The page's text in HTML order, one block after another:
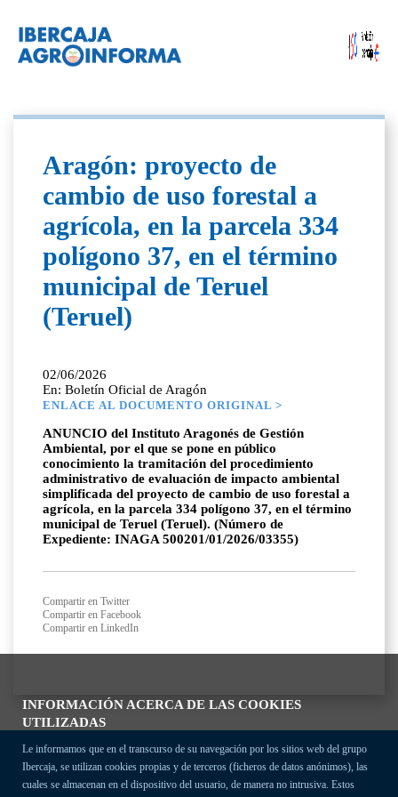
INFORMACIÓN ACERCA DE LAS COOKIES
UTILIZADAS
Le informamos que en el transcurso de su navegación por los sitios web del grupo
Ibercaja, se utilizan cookies propias y de terceros (ficheros de datos anónimos), las
cuales se almacenan en el dispositivo del usuario, de manera no intrusiva. Estos
Aragón: proyecto de
cambio de uso forestal a
agrícola, en la parcela 334
polígono 37, en el término
municipal de Teruel
(Teruel)
02/06/2026
En: Boletín Oficial de Aragón
ENLACE AL DOCUMENTO ORIGINAL >
ANUNCIO del Instituto Aragonés de Gestión
Ambiental, por el que se pone en público
conocimiento la tramitación del procedimiento
administrativo de evaluación de impacto ambiental
simplificada del proyecto de cambio de uso forestal a
agrícola, en la parcela 334 polígono 37, en el término
municipal de Teruel (Teruel). (Número de
Expediente: INAGA 500201/01/2026/03355)
Compartir en Twitter
Compartir en Facebook
Compartir en LinkedIn